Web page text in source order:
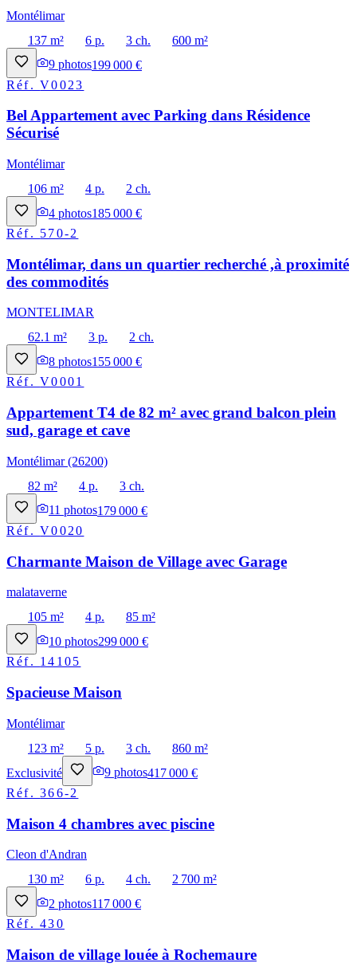
Montélimar
137 m²
6 p. 3 ch.
600 m²
9 photos199 000 €
Réf.V0023
Bel Appartement avec Parking dans Résidence
Sécurisé
Montélimar
106 m²
4 p.
2 ch.
4 photos185 000 €
Réf. 570-2
Montélimar, dans un quartier recherché ,à proximité
des commodités
MONTELIMAR
62.1 m²
3 p.
2 ch.
8 photos155 000 €
Réf.V0001
Appartement T4 de 82 m² avec grand balcon plein
sud, garage et cave
Montélimar (26200)
82 m²
4 p.
3 ch.
11 photos179 000 €
Réf.V0020
Charmante Maison de Village avec Garage
malataverne
105 m²
4 p.
85 m²
10 photos299 000 €
Réf. 14105
Spacieuse Maison
Montélimar
123 m²
5 p. 3 ch.
860 m²
Exclusivité
9 photos417 000 €
Réf.366-2
Maison 4 chambres avec piscine
Cleon d'Andran
130 m²
6 p. 4 ch.
2 700 m²
2 photos117 000 €
Réf.430
Maison de village louée à Rochemaure